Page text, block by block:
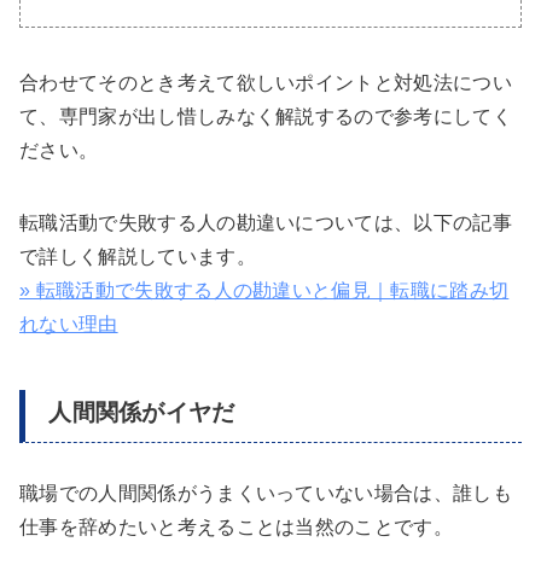
合わせてそのとき考えて欲しいポイントと対処法につい
て、専門家が出し惜しみなく解説するので参考にしてく
ださい。
転職活動で失敗する人の勘違いについては、以下の記事
で詳しく解説しています。
» 転職活動で失敗する人の勘違いと偏見｜転職に踏み切
れない理由
人間関係がイヤだ
職場での人間関係がうまくいっていない場合は、誰しも
仕事を辞めたいと考えることは当然のことです。